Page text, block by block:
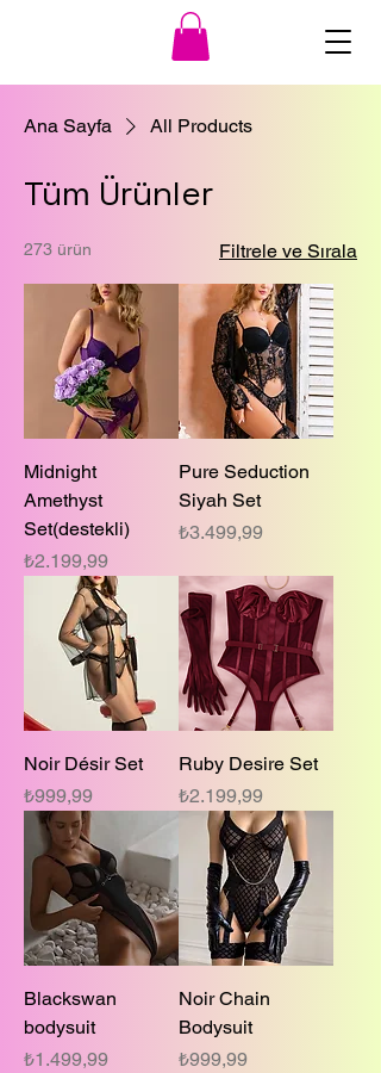
Ana Sayfa All Products
Tüm Ürünler
273 ürün Filtrele ve Sırala
Midnight
Amethyst
Set(destekli)
Fiyat
₺2.199,99
Pure Seduction
Siyah Set
Fiyat
₺3.499,99
Noir Désir Set
Fiyat
₺999,99
Ruby Desire Set
Fiyat
₺2.199,99
Blackswan
bodysuit
Fiyat
₺1.499,99
Noir Chain
Bodysuit
Fiyat
₺999,99